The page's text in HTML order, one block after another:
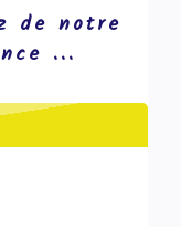
de notre
...